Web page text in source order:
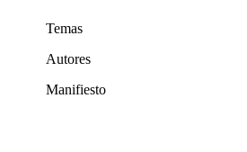
Temas
Autores
Manifiesto